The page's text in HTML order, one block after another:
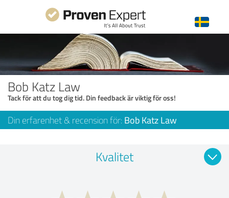
Bob Katz Law
Tack för att du tog dig tid. Din feedback är viktig för oss!
Din erfarenhet & recension för: Bob Katz Law
Kvalitet